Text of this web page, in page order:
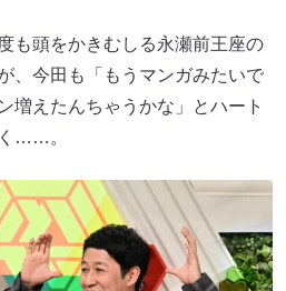
も頭をかきむしる永瀬前王座の
、今田も「もうマンガみたいで
増えたんちゃうかな」とハート
……。